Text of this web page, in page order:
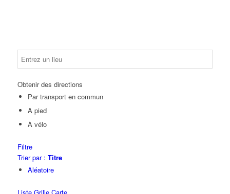
Obtenir des directions
Par transport en commun
A pied
À vélo
Filtre
Trier par : Titre
Aléatoire